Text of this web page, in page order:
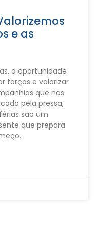
e as
a oportunidade
forças e valorizar
que nos
pela pressa,
são um
que prepara